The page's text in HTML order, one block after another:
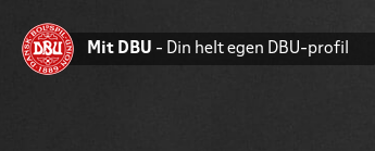
Mit DBU - Din helt egen DBU-profil